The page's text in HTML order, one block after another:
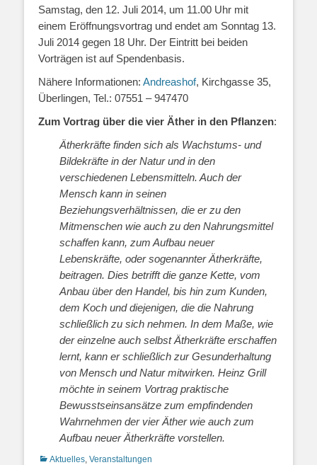
Samstag, den 12. Juli 2014, um 11.00 Uhr mit
einem Eröffnungsvortrag und endet am Sonntag 13.
Juli 2014 gegen 18 Uhr. Der Eintritt bei beiden
Vorträgen ist auf Spendenbasis.
Nähere Informationen: Andreashof, Kirchgasse 35,
Überlingen, Tel.: 07551 – 947470
Zum Vortrag über die vier Äther in den Pflanzen:
Ätherkräfte finden sich als Wachstums- und
Bildekräfte in der Natur und in den
verschiedenen Lebensmitteln. Auch der
Mensch kann in seinen
Beziehungsverhältnissen, die er zu den
Mitmenschen wie auch zu den Nahrungsmittel
schaffen kann, zum Aufbau neuer
Lebenskräfte, oder sogenannter Ätherkräfte,
beitragen. Dies betrifft die ganze Kette, vom
Anbau über den Handel, bis hin zum Kunden,
dem Koch und diejenigen, die die Nahrung
schließlich zu sich nehmen. In dem Maße, wie
der einzelne auch selbst Ätherkräfte erschaffen
lernt, kann er schließlich zur Gesunderhaltung
von Mensch und Natur mitwirken. Heinz Grill
möchte in seinem Vortrag praktische
Bewusstseinsansätze zum empfindenden
Wahrnehmen der vier Äther wie auch zum
Aufbau neuer Ätherkräfte vorstellen.
Kategorien
Aktuelles, Veranstaltungen